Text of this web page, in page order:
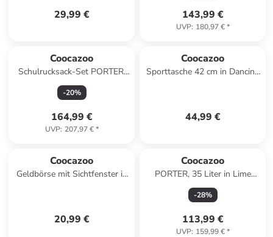
29,99 € 143,99 €
UVP: 180,97 €*
Coocazoo
Schulrucksack-Set PORTER,
Mäppchen Turnbeutel in Mint
-20%
164,99 €
UVP: 207,97 €*
Coocazoo
Sporttasche 42 cm in Dancing
44,99 €
Coocazoo
Geldbörse mit Sichtfenster in
20,99 €
Coocazoo
PORTER, 35 Liter in Lime
Flash
-28%
113,99 €
UVP: 159,99 €*